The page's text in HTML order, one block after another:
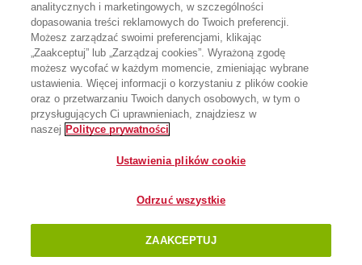
analitycznych i marketingowych, w szczególności
dopasowania treści reklamowych do Twoich preferencji.
Możesz zarządzać swoimi preferencjami, klikając
„Zaakceptuj” lub „Zarządzaj cookies”. Wyrażoną zgodę
możesz wycofać w każdym momencie, zmieniając wybrane
ustawienia. Więcej informacji o korzystaniu z plików cookie
oraz o przetwarzaniu Twoich danych osobowych, w tym o
przysługujących Ci uprawnieniach, znajdziesz w
naszej Polityce prywatności
Ustawienia plików cookie
Odrzuć wszystkie
ZAAKCEPTUJ